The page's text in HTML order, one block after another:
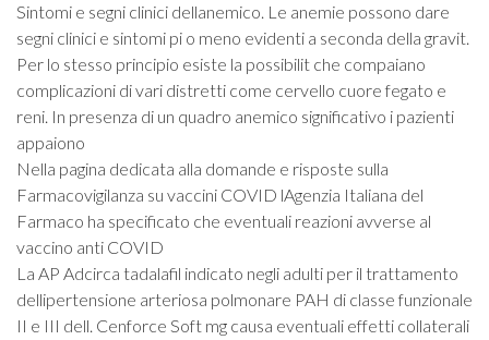
Sintomi e segni clinici dellanemico. Le anemie possono dare
segni clinici e sintomi pi o meno evidenti a seconda della gravit.
Per lo stesso principio esiste la possibilit che compaiano
complicazioni di vari distretti come cervello cuore fegato e
reni. In presenza di un quadro anemico significativo i pazienti
appaiono
Nella pagina dedicata alla domande e risposte sulla
Farmacovigilanza su vaccini COVID lAgenzia Italiana del
Farmaco ha specificato che eventuali reazioni avverse al
vaccino anti COVID
La AP Adcirca tadalafil indicato negli adulti per il trattamento
dellipertensione arteriosa polmonare PAH di classe funzionale
II e III dell. Cenforce Soft mg causa eventuali effetti collaterali